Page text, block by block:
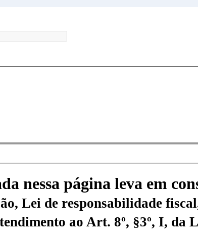
nessa página leva em
Lei de responsabilidade
ao Art. 8º, §3º, I, da